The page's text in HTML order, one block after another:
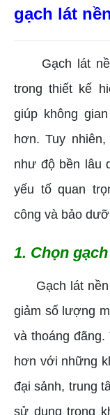
gạch lát
Gạch lát nền
trong thiết kế
giúp không
hơn. Tuy
như độ bền lâu
yếu tố quan
công và bảo
1. Chọn
Gạch lát nền
giảm số lượng
và thoáng
hơn với những
đại sảnh, trung
sử dụng trong